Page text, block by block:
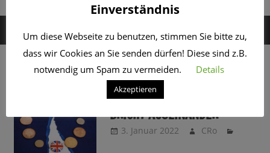
MENÜ
SCHLAGWORT:BREXIT
NOSTRADAMUS 2022: DIE EU
BRICHT AUSEINANDER
3. Januar 2022 CRo
Einverständnis
Um diese Webseite zu benutzen, stimmen Sie bitte zu,
dass wir Cookies an Sie senden dürfen! Diese sind z.B.
notwendig um Spam zu vermeiden.
Details
Akzeptieren